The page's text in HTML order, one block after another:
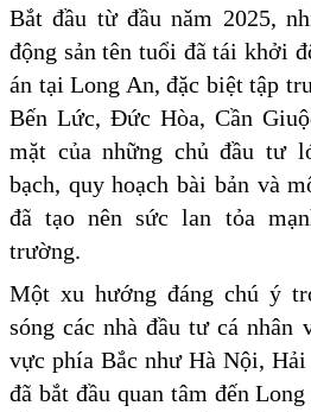
Bắt đầu từ đầu năm 2025,
động sản tên tuổi đã tái khởi
án tại Long An, đặc biệt tập
Bến Lức, Đức Hòa, Cần
mặt của những chủ đầu tư
bạch, quy hoạch bài bản và
đã tạo nên sức lan tỏa
trường.
Một xu hướng đáng chú ý
sóng các nhà đầu tư cá nhân
vực phía Bắc như Hà Nội, Hải
đã bắt đầu quan tâm đến